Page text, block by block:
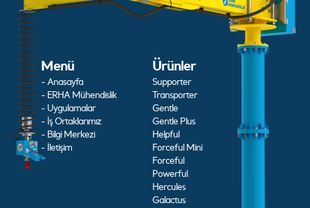
Menü
- Anasayfa
- ERHA Mühendislik
- Uygulamalar
- İş Ortaklarımız
- Bilgi Merkezi
- İletişim
Ürünler
Supporter
Transporter
Gentle
Gentle Plus
Helpful
Forceful Mini
Forceful
Powerful
Hercules
Galactus